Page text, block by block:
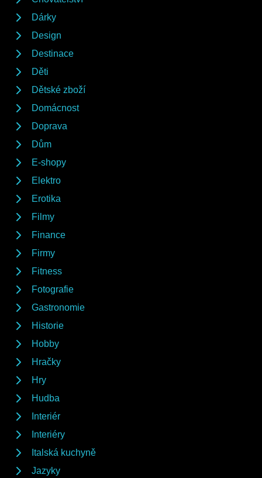
Dárky
Design
Destinace
Děti
Dětské zboží
Domácnost
Doprava
Dům
E-shopy
Elektro
Erotika
Filmy
Finance
Firmy
Fitness
Fotografie
Gastronomie
Historie
Hobby
Hračky
Hry
Hudba
Interiér
Interiéry
Italská kuchyně
Jazyky